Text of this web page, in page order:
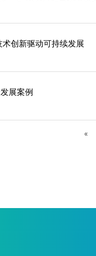
创新驱动可持续发展
展案例
«